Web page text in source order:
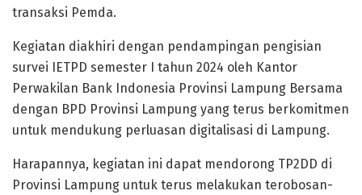
transaksi Pemda.
Kegiatan diakhiri dengan pendampingan pengisian
survei IETPD semester I tahun 2024 oleh Kantor
Perwakilan Bank Indonesia Provinsi Lampung Bersama
dengan BPD Provinsi Lampung yang terus berkomitmen
untuk mendukung perluasan digitalisasi di Lampung.
Harapannya, kegiatan ini dapat mendorong TP2DD di
Provinsi Lampung untuk terus melakukan terobosan-